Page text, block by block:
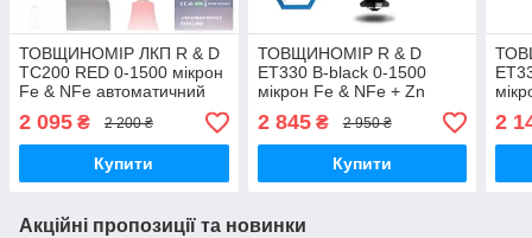
ТОВЩИНОМІР ЛКП R & D
TC200 RED 0-1500 мікрон
Fe & NFe автоматичний
тесторі фарби
автомобільний
2 095 ₴ 2 200 ₴
Купити
ТОВЩИНОМІР R & D
ET330 B-black 0-1500
мікрон Fe & NFe + Zn
автоматичний тесторі
фарби автомобільний
2 845₴ 2 950 ₴
Купити
2
Акційні пропозиції та новинки